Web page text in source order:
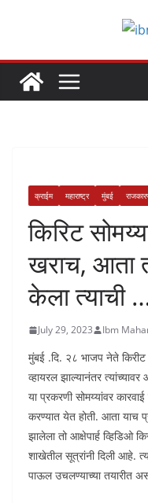
क्राईम महाराष्ट्र मुंबई
किरिट
खराच, आता
केला त्याची
July 29, 2023 Ibm
मुंबई .दि. २८ भाजप नेते किरीट
व्हायरल झाल्यानंतर
या प्रकरणी सोमय्यांवर
करण्यात येत होती. आता याच
झालेला तो आक्षेपार्ह व्हिडिओ
शाखेतील सूत्रांनी दिली आहे.
पाऊल उचलण्याच्या तयारीत